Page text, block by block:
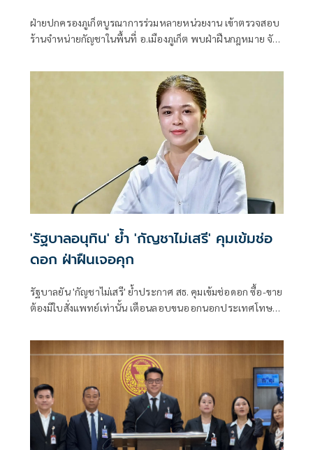
ฝ่ายปกครองภูเก็ตบูรณาการร่วมหลายหน่วยงาน เข้าตรวจสอบ
ร้านจำหน่ายกัญชาในพื้นที่ อ.เมืองภูเก็ต พบฝ่าฝืนกฎหมาย จับ
'รัฐบาลอนุทิน' ย้ำ 'กัญชาไม่เสรี' คุมเข้มช่อ
ดอก ฝ่าฝืนเจอคุก
รัฐบาลยัน 'กัญชาไม่เสรี' ย้ำประกาศ สธ. คุมเข้มช่อดอก ซื้อ-ขาย
ต้องมีใบสั่งแพทย์เท่านั้น เตือนลอบขนออกนอกประเทศโทษ